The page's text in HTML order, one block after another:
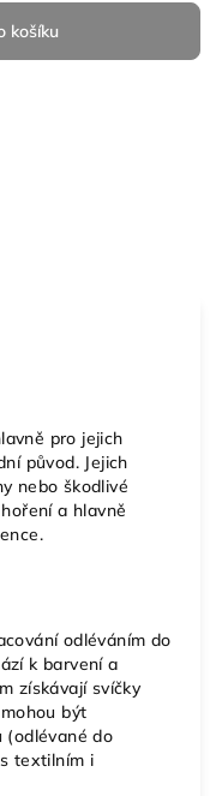
košíku
pro jejich
původ. Jejich
nebo škodlivé
a hlavně
odléváním do
k barvení a
získávají svíčky
být
(odlévané do
textilním i